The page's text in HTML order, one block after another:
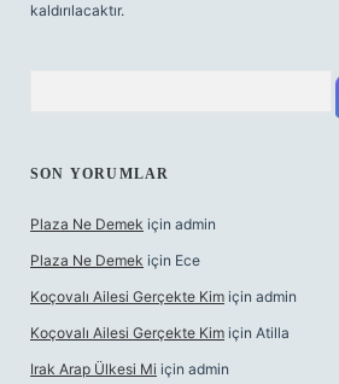
kaldırılacaktır.
SON YORUMLAR
Plaza Ne Demek için admin
Plaza Ne Demek için Ece
Koçovalı Ailesi Gerçekte Kim için admin
Koçovalı Ailesi Gerçekte Kim için Atilla
Irak Arap Ülkesi Mi için admin